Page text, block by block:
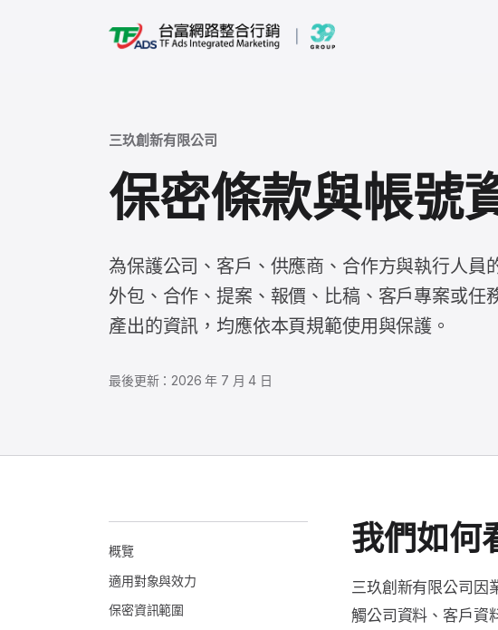
三玖創新有限公司
保密條款與帳號
為保護公司、客戶、供應商、合作方與執行人員
外包、合作、提案、報價、比稿、客戶專案或任
產出的資訊，均應依本頁規範使用與保護。
最後更新：2026 年 7 月 4 日
概覽
適用對象與效力
保密資訊範圍
我們如何
三玖創新有限公司因
觸公司資料、客戶資